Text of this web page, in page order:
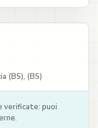
(BS), (BS)
verificate: puoi